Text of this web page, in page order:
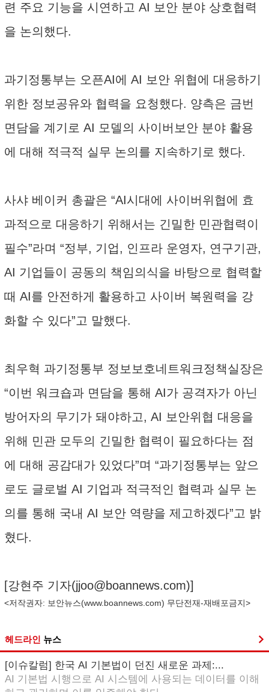
련 주요 기능을 시연하고 AI 보안 분야 상호협력
을 논의했다.
과기정통부는 오픈AI에 AI 보안 위협에 대응하기
위한 정보공유와 협력을 요청했다. 양측은 금번
면담을 계기로 AI 모델의 사이버보안 분야 활용
에 대해 적극적 실무 논의를 지속하기로 했다.
사샤 베이커 총괄은 “AI시대에 사이버위협에 효
과적으로 대응하기 위해서는 긴밀한 민관협력이
필수”라며 “정부, 기업, 인프라 운영자, 연구기관,
AI 기업들이 공동의 책임의식을 바탕으로 협력할
때 AI를 안전하게 활용하고 사이버 복원력을 강
화할 수 있다”고 말했다.
최우혁 과기정통부 정보보호네트워크정책실장은
“이번 워크숍과 면담을 통해 AI가 공격자가 아닌
방어자의 무기가 돼야하고, AI 보안위협 대응을
위해 민관 모두의 긴밀한 협력이 필요하다는 점
에 대해 공감대가 있었다”며 “과기정통부는 앞으
로도 글로벌 AI 기업과 적극적인 협력과 실무 논
의를 통해 국내 AI 보안 역량을 제고하겠다”고 밝
혔다.
[강현주 기자(jjoo@boannews.com)]
<저작권자: 보안뉴스(www.boannews.com) 무단전재-재배포금지>
헤드라인 뉴스
[이슈칼럼] 한국 AI 기본법이 던진 새로운 과제:...
AI 기본법 시행으로 AI 시스템에 사용되는 데이터를 이해